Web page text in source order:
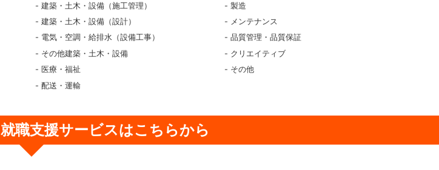
建築・土木・設備（施工管理）
建築・土木・設備（設計）
電気・空調・給排水（設備工事）
その他建築・土木・設備
医療・福祉
配送・運輸
製造
メンテナンス
品質管理・品質保証
クリエイティブ
その他
就職支援サービスはこちらから